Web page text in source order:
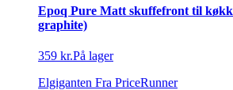
Epoq Pure Matt skuffefront til
graphite)
359 kr.På lager
Elgiganten Fra PriceRunner